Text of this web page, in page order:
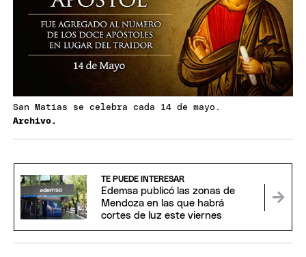
San Matías se celebra cada 14 de mayo.
Archivo.
TE PUEDE INTERESAR
Edemsa publicó las zonas de
Mendoza en las que habrá
cortes de luz este viernes